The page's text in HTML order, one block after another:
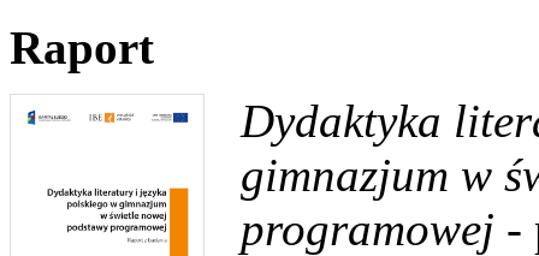
Raport
Dydaktyka
gimnazjum w
programowej -